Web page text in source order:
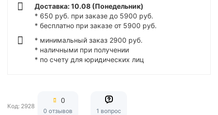
Доставка: 10.08 (Понедельник)
* 650 руб. при заказе до 5900 руб.
* бесплатно при заказе от 5900 руб.
* минимальный заказ 2900 руб.
* наличными при получении
* по счету для юридических лиц
Код: 2928
0
0 отзывов 1 вопрос